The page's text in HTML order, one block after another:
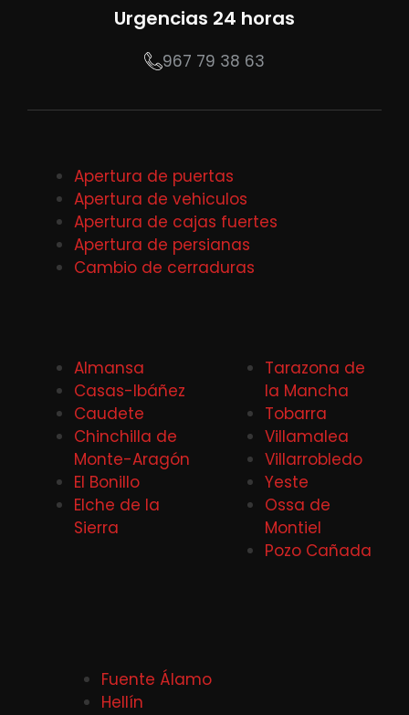
Urgencias 24 horas
967 79 38 63
Apertura de puertas
Apertura de vehiculos
Apertura de cajas fuertes
Apertura de persianas
Cambio de cerraduras
Almansa
Casas-Ibáñez
Caudete
Chinchilla de
Monte-Aragón
El Bonillo
Elche de la
Sierra
Tarazona de
la Mancha
Tobarra
Villamalea
Villarrobledo
Yeste
Ossa de
Montiel
Pozo Cañada
Fuente Álamo
Hellín